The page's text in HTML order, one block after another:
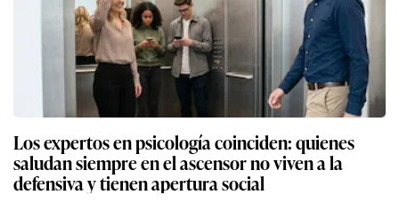
Los expertos en psicología coinciden: quienes
saludan siempre en el ascensor no viven a la
defensiva y tienen apertura social